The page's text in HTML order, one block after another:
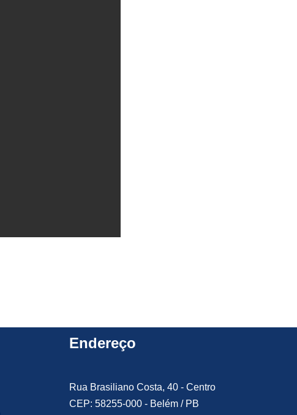
Endereço
Rua Brasiliano Costa, 40 - Centro
CEP: 58255-000 - Belém / PB